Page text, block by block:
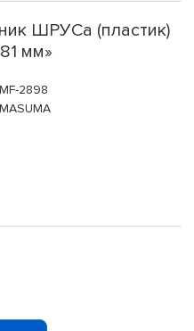
ШРУСа (пластик)
мм»
MF-2898
MASUMA